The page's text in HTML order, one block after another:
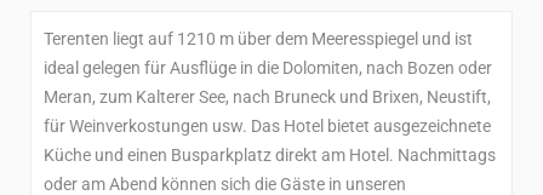
Terenten liegt auf 1210 m über dem Meeresspiegel und ist
ideal gelegen für Ausflüge in die Dolomiten, nach Bozen oder
Meran, zum Kalterer See, nach Bruneck und Brixen, Neustift,
für Weinverkostungen usw. Das Hotel bietet ausgezeichnete
Küche und einen Busparkplatz direkt am Hotel. Nachmittags
oder am Abend können sich die Gäste in unseren